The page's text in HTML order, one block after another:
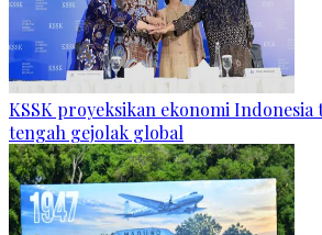
KSSK proyeksikan ekonomi Indonesia
tengah gejolak global